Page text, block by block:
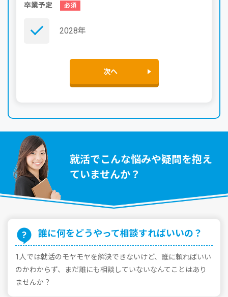
卒業予定
2028年
次へ
就活でこんな悩みや疑問を抱え
ていませんか？
誰に何をどうやって相談すればいいの？
1⼈では就活のモヤモヤを解決できないけど、誰に頼ればいい
のかわからず、まだ誰にも相談していないなんてことはあり
ませんか？